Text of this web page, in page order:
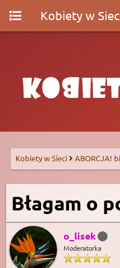
Kobiety w
Kobiety w Sieci ABORCJA!
Błagam o
o_lisek
Moderatorka